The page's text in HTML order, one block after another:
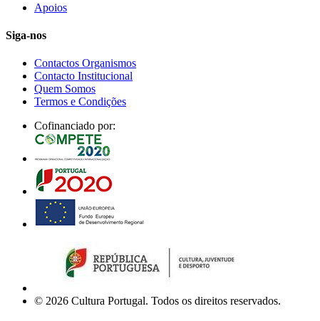
Apoios
Siga-nos
Contactos Organismos
Contacto Institucional
Quem Somos
Termos e Condições
Cofinanciado por:
© 2026 Cultura Portugal. Todos os direitos reservados.